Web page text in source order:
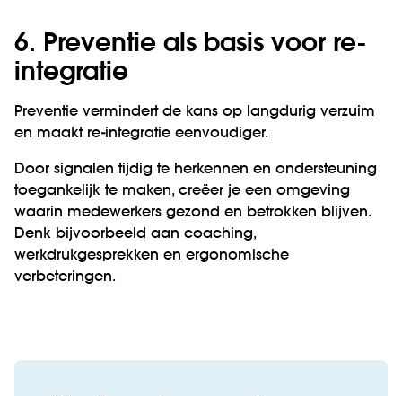
6. Preventie als basis voor re-
integratie
Preventie vermindert de kans op langdurig verzuim
en maakt re-integratie eenvoudiger.
Door signalen tijdig te herkennen en ondersteuning
toegankelijk te maken, creëer je een omgeving
waarin medewerkers gezond en betrokken blijven.
Denk bijvoorbeeld aan coaching,
werkdrukgesprekken en ergonomische
verbeteringen.